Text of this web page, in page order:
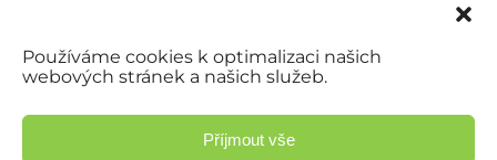
Používáme cookies k optimalizaci našich
webových stránek a našich služeb.
Příjmout vše
Pardubická 851/7, Hradec Králové